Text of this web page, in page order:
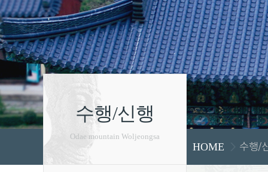
수행/신행
Odae mountain Woljeongsa
HOME 수행/